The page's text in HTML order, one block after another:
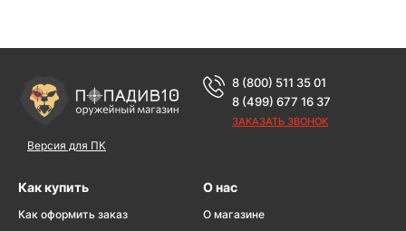
Версия для ПК
8 (800) 511 35 01
8 (499) 677 16 37
ЗАКАЗАТЬ ЗВОНОК
Как купить
Как оформить заказ
О нас
О магазине